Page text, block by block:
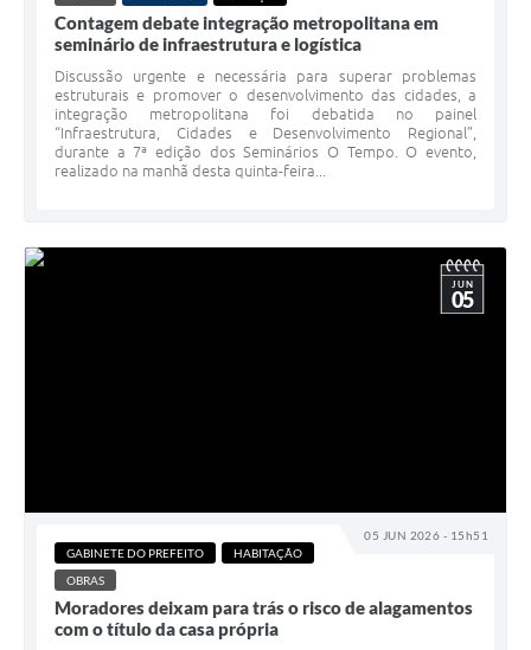
Contagem debate integração metropolitana em
seminário de infraestrutura e logística
Discussão urgente e necessária para superar problemas
estruturais e promover o desenvolvimento das cidades, a
integração metropolitana foi debatida no painel
“Infraestrutura, Cidades e Desenvolvimento Regional”,
durante a 7ª edição dos Seminários O Tempo. O evento,
realizado na manhã desta quinta-feira...
05 JUN 2026 - 15h51
JUN
05
GABINETE DO PREFEITO
HABITAÇÃO
OBRAS
Moradores deixam para trás o risco de alagamentos
com o título da casa própria